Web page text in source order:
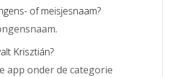
of meisjesnaam?
Krisztián?
app onder de categorie